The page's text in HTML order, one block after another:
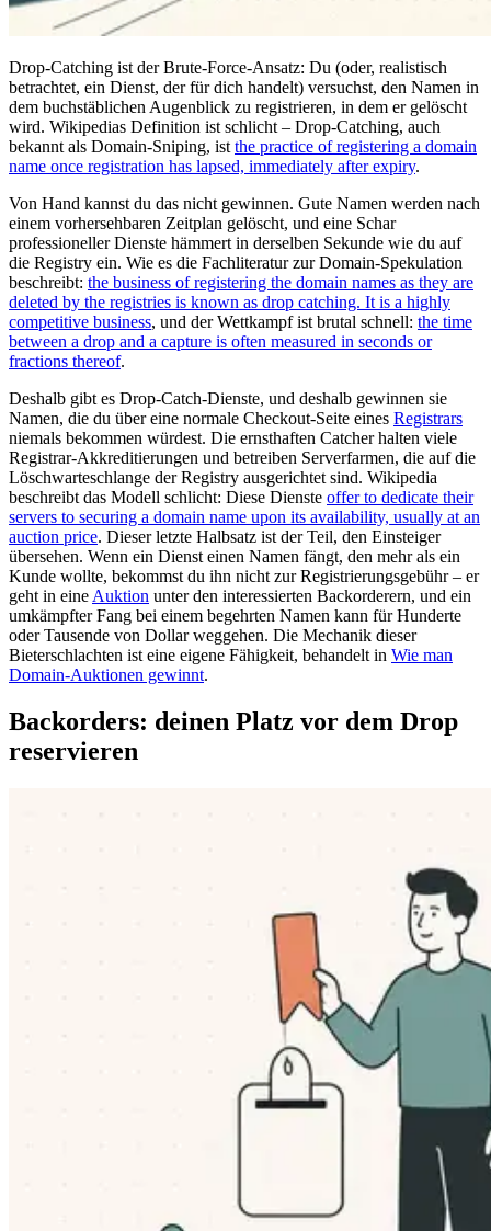
Drop-Catching ist der Brute-Force-Ansatz: Du (oder, realistisch
betrachtet, ein Dienst, der für dich handelt) versuchst, den Namen in
dem buchstäblichen Augenblick zu registrieren, in dem er gelöscht
wird. Wikipedias Definition ist schlicht – Drop-Catching, auch
bekannt als Domain-Sniping, ist the practice of registering a domain
name once registration has lapsed, immediately after expiry.
Von Hand kannst du das nicht gewinnen. Gute Namen werden nach
einem vorhersehbaren Zeitplan gelöscht, und eine Schar
professioneller Dienste hämmert in derselben Sekunde wie du auf
die Registry ein. Wie es die Fachliteratur zur Domain-Spekulation
beschreibt: the business of registering the domain names as they are
deleted by the registries is known as drop catching. It is a highly
competitive business, und der Wettkampf ist brutal schnell: the time
between a drop and a capture is often measured in seconds or
fractions thereof.
Deshalb gibt es Drop-Catch-Dienste, und deshalb gewinnen sie
Namen, die du über eine normale Checkout-Seite eines Registrars
niemals bekommen würdest. Die ernsthaften Catcher halten viele
Registrar-Akkreditierungen und betreiben Serverfarmen, die auf die
Löschwarteschlange der Registry ausgerichtet sind. Wikipedia
beschreibt das Modell schlicht: Diese Dienste offer to dedicate their
servers to securing a domain name upon its availability, usually at an
auction price. Dieser letzte Halbsatz ist der Teil, den Einsteiger
übersehen. Wenn ein Dienst einen Namen fängt, den mehr als ein
Kunde wollte, bekommst du ihn nicht zur Registrierungsgebühr – er
geht in eine Auktion unter den interessierten Backorderern, und ein
umkämpfter Fang bei einem begehrten Namen kann für Hunderte
oder Tausende von Dollar weggehen. Die Mechanik dieser
Bieterschlachten ist eine eigene Fähigkeit, behandelt in Wie man
Domain-Auktionen gewinnt.
Backorders: deinen Platz vor dem Drop
reservieren